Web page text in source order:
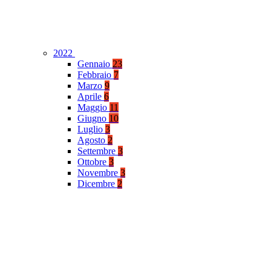
2022
Gennaio 23
Febbraio 7
Marzo 9
Aprile 6
Maggio 11
Giugno 10
Luglio 3
Agosto 2
Settembre 3
Ottobre 3
Novembre 3
Dicembre 2